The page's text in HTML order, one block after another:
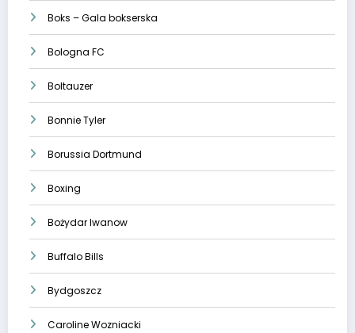
Boks – Gala bokserska
Bologna FC
Boltauzer
Bonnie Tyler
Borussia Dortmund
Boxing
Bożydar Iwanow
Buffalo Bills
Bydgoszcz
Caroline Wozniacki